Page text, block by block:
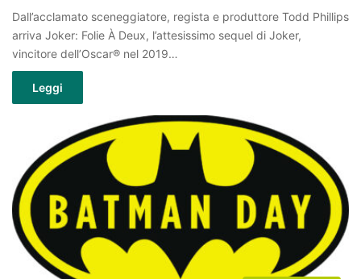
Dall’acclamato sceneggiatore, regista e produttore Todd Phillips
arriva Joker: Folie À Deux, l’attesissimo sequel di Joker,
vincitore dell’Oscar® nel 2019…
Leggi